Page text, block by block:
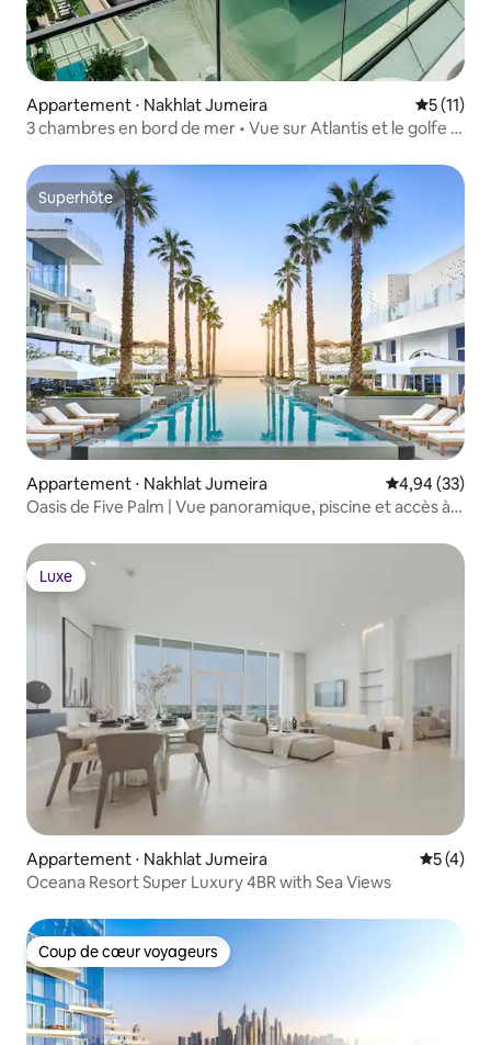
Appartement ⋅ Nakhlat Jumeira
5 (11)
3 chambres en bord de mer • Vue sur Atlantis et le golfe •
Superhôte
Superhôte
Appartement ⋅ Nakhlat Jumeira Évaluation
4,94 (33)
Oasis de Five Palm | Vue panoramique, piscine et accès à
Luxe
Luxe
Appartement ⋅ Nakhlat Jumeira
5 (4)
Oceana Resort Super Luxury 4BR with Sea Views
Coup de cœur voyageurs
Coup de cœur voyageurs